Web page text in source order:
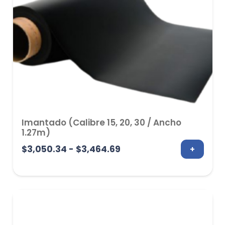
Imantado (Calibre 15, 20, 30 / Ancho
1.27m)
$3,050.34 - $3,464.69Rango
precios:
+